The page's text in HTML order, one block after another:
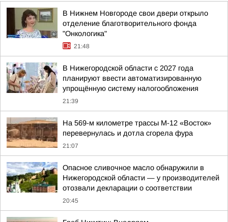
В Нижнем Новгороде свои двери открыло
отделение благотворительного фонда
"Онкологика"
21:48
В Нижегородской области с 2027 года
планируют ввести автоматизированную
упрощённую систему налогообложения
21:39
На 569-м километре трассы М-12 «Восток»
перевернулась и дотла сгорела фура
21:07
Опасное сливочное масло обнаружили в
Нижегородской области — у производителей
отозвали декларации о соответствии
20:45